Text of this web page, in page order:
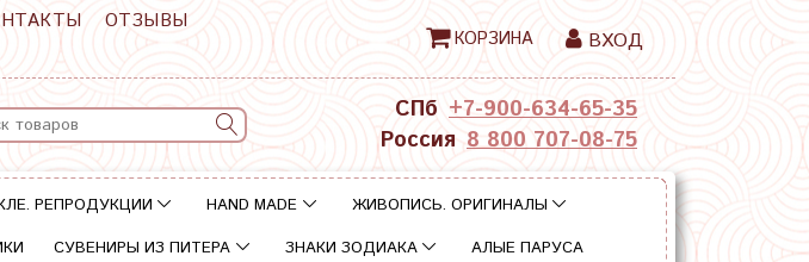
ОТЗЫВЫ
КОРЗИНА ВХОД
СПб +7-900-634-65-35
Россия 8 800 707-08-75
РЕПРОДУКЦИИ HAND MADE
ЖИВОПИСЬ. ОРИГИНАЛЫ
СУВЕНИРЫ ИЗ ПИТЕРА ЗНАКИ ЗОДИАКА АЛЫЕ ПАРУСА